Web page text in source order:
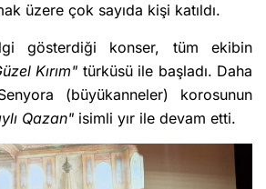
üzere çok sayıda kişi katıldı.
gösterdiği konser, tüm ekibin
Kırım" türküsü ile başladı. Daha
(büyükanneler) korosunun
Qazan" isimli yır ile devam etti.